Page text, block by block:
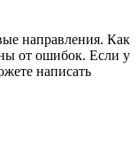
направления. Как
от ошибок. Если у
написать